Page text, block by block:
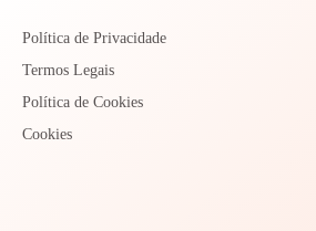
Política de Privacidade
Termos Legais
Política de Cookies
Cookies